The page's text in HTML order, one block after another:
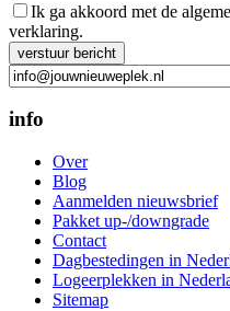
Ik ga akkoord met de
verklaring.
Gelieve dit veld leeg te laten.
info
Over
Blog
Aanmelden nieuwsbrief
Pakket up-/downgrade
Contact
Dagbestedingen in
Logeerplekken in
Sitemap